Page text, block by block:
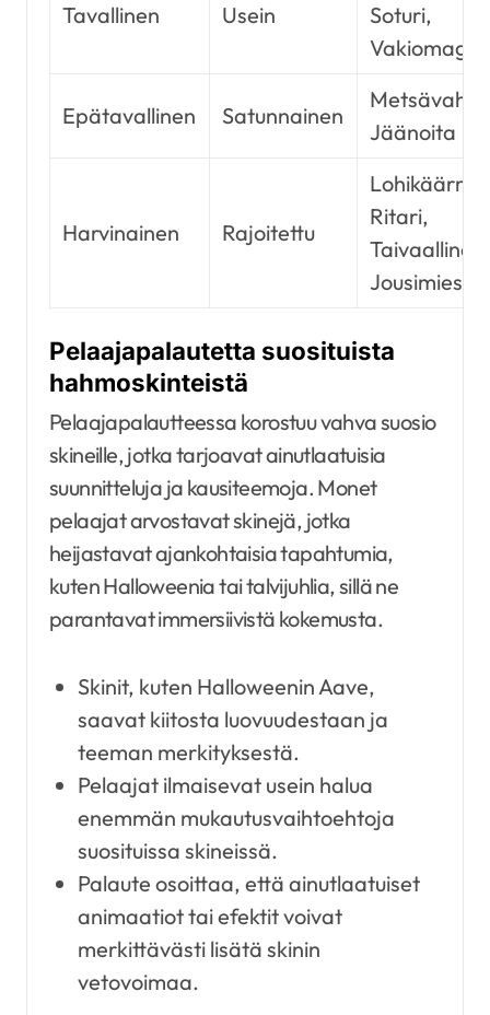
Tavallinen Usein
Soturi,
Vakiomagi
Epätavallinen Satunnainen
Metsävahti,
Jäänoita
Harvinainen Rajoitettu
Lohikäärme
Ritari,
Taivaallinen
Jousimies
Pelaajapalautetta suosituista
hahmoskinteistä
Pelaajapalautteessa korostuu vahva suosio
skineille, jotka tarjoavat ainutlaatuisia
suunnitteluja ja kausiteemoja. Monet
pelaajat arvostavat skinejä, jotka
heijastavat ajankohtaisia tapahtumia,
kuten Halloweenia tai talvijuhlia, sillä ne
parantavat immersiivistä kokemusta.
Skinit, kuten Halloweenin Aave,
saavat kiitosta luovuudestaan ja
teeman merkityksestä.
Pelaajat ilmaisevat usein halua
enemmän mukautusvaihtoehtoja
suosituissa skineissä.
Palaute osoittaa, että ainutlaatuiset
animaatiot tai efektit voivat
merkittävästi lisätä skinin
vetovoimaa.